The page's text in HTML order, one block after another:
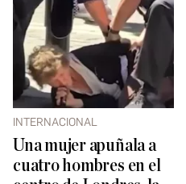
INTERNACIONAL
Una mujer apuñala a
cuatro hombres en el